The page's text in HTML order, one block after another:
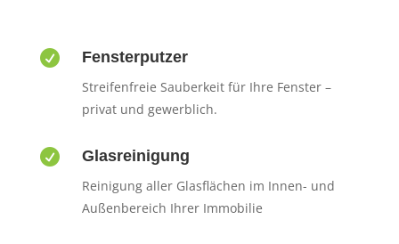
 Fensterputzer
Streifenfreie Sauberkeit für Ihre Fenster –
privat und gewerblich.
 Glasreinigung
Reinigung aller Glasflächen im Innen- und
Außenbereich Ihrer Immobilie